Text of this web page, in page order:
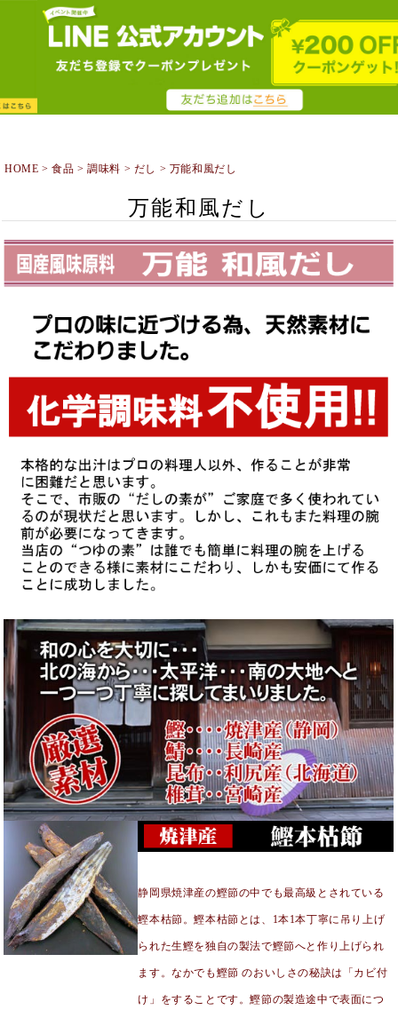
HOME 食品 調味料 だし 万能和風だし
万能和風だし
静岡県焼津産の鰹節の中でも最高級とされている
鰹本枯節。鰹本枯節とは、1本1本丁寧に吊り上げ
られた生鰹を独自の製法で鰹節へと作り上げられ
ます。なかでも鰹節 のおいしさの秘訣は「カビ付
け」をすることです。鰹節の製造途中で表面につ